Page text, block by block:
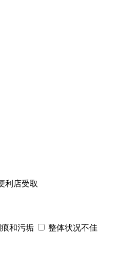
利店受取
和污垢 整体状况不佳